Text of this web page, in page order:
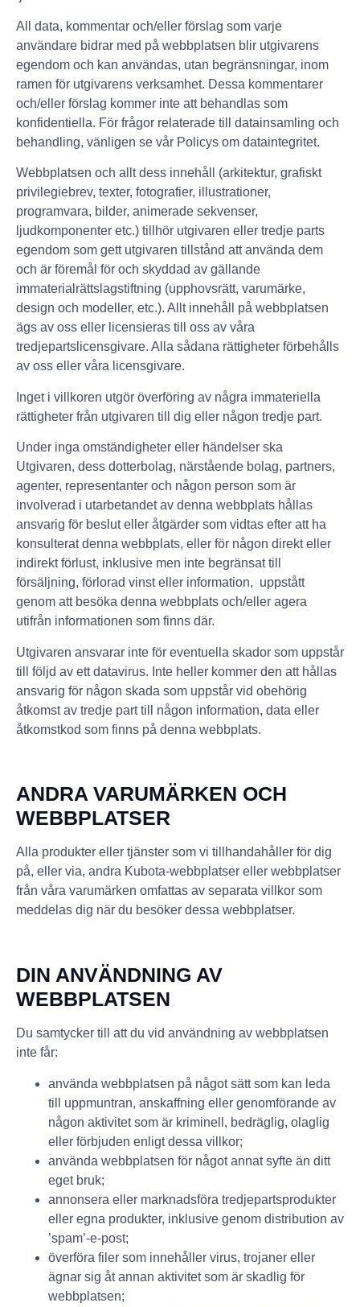
All data, kommentar och/eller förslag som varje
användare bidrar med på webbplatsen blir utgivarens
egendom och kan användas, utan begränsningar, inom
ramen för utgivarens verksamhet. Dessa kommentarer
och/eller förslag kommer inte att behandlas som
konfidentiella. För frågor relaterade till datainsamling och
behandling, vänligen se vår Policys om dataintegritet.
Webbplatsen och allt dess innehåll (arkitektur, grafiskt
privilegiebrev, texter, fotografier, illustrationer,
programvara, bilder, animerade sekvenser,
ljudkomponenter etc.) tillhör utgivaren eller tredje parts
egendom som gett utgivaren tillstånd att använda dem
och är föremål för och skyddad av gällande
immaterialrättslagstiftning (upphovsrätt, varumärke,
design och modeller, etc.). Allt innehåll på webbplatsen
ägs av oss eller licensieras till oss av våra
tredjepartslicensgivare. Alla sådana rättigheter förbehålls
av oss eller våra licensgivare.
Inget i villkoren utgör överföring av några immateriella
rättigheter från utgivaren till dig eller någon tredje part.
Under inga omständigheter eller händelser ska
Utgivaren, dess dotterbolag, närstående bolag, partners,
agenter, representanter och någon person som är
involverad i utarbetandet av denna webbplats hållas
ansvarig för beslut eller åtgärder som vidtas efter att ha
konsulterat denna webbplats, eller för någon direkt eller
indirekt förlust, inklusive men inte begränsat till
försäljning, förlorad vinst eller information, uppstått
genom att besöka denna webbplats och/eller agera
utifrån informationen som finns där.
Utgivaren ansvarar inte för eventuella skador som uppstår
till följd av ett datavirus. Inte heller kommer den att hållas
ansvarig för någon skada som uppstår vid obehörig
åtkomst av tredje part till någon information, data eller
åtkomstkod som finns på denna webbplats.
ANDRA VARUMÄRKEN OCH
WEBBPLATSER
Alla produkter eller tjänster som vi tillhandahåller för dig
på, eller via, andra Kubota-webbplatser eller webbplatser
från våra varumärken omfattas av separata villkor som
meddelas dig när du besöker dessa webbplatser.
DIN ANVÄNDNING AV
WEBBPLATSEN
Du samtycker till att du vid användning av webbplatsen
inte får:
använda webbplatsen på något sätt som kan leda
till uppmuntran, anskaffning eller genomförande av
någon aktivitet som är kriminell, bedräglig, olaglig
eller förbjuden enligt dessa villkor;
använda webbplatsen för något annat syfte än ditt
eget bruk;
annonsera eller marknadsföra tredjepartsprodukter
eller egna produkter, inklusive genom distribution av
’spam’-e-post;
överföra filer som innehåller virus, trojaner eller
ägnar sig åt annan aktivitet som är skadlig för
webbplatsen;